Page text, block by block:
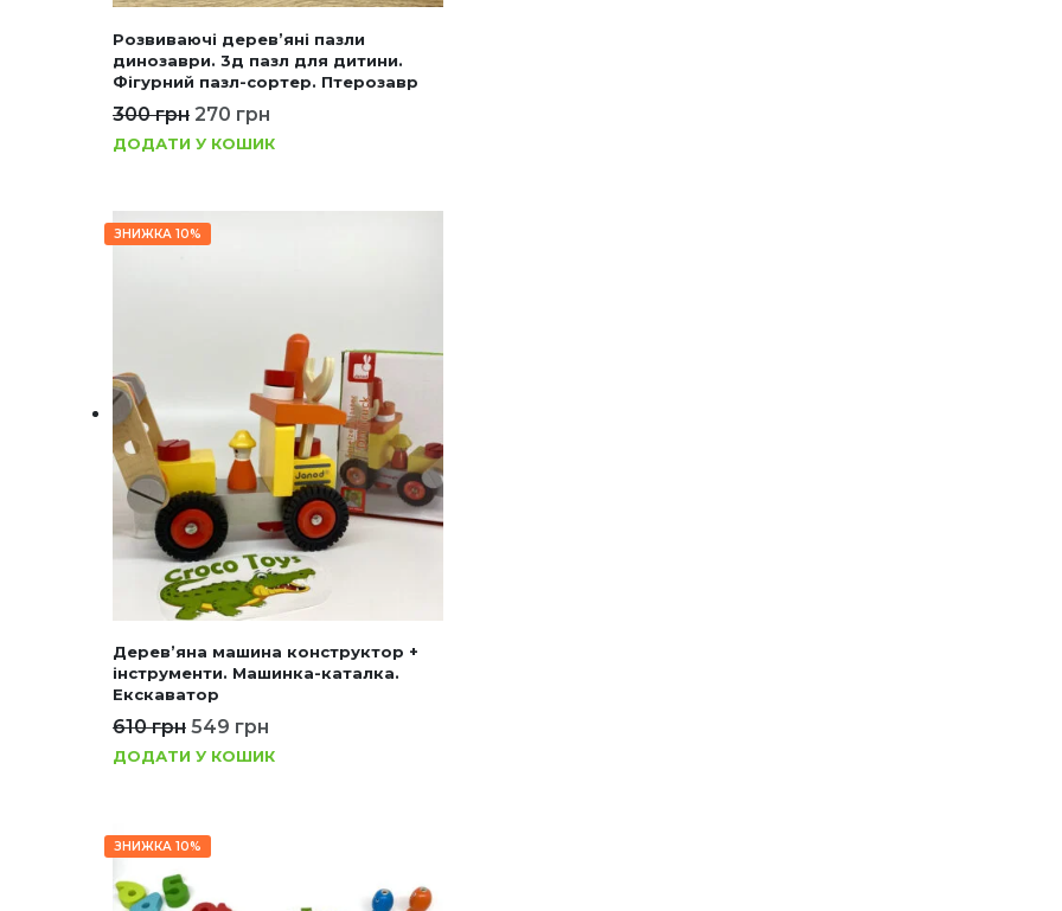
Розвиваючі дерев’яні пазли
динозаври. 3д пазл для дитини.
Фігурний пазл-сортер. Птерозавр
300грн 270 грн
ДОДАТИ У КОШИК
ЗНИЖКА 10%
Дерев’яна машина конструктор +
інструменти. Машинка-каталка.
Екскаватор
610грн 549 грн
ДОДАТИ У КОШИК
ЗНИЖКА 10%